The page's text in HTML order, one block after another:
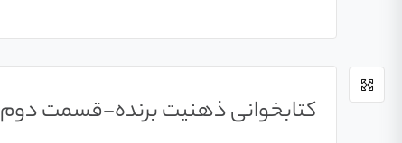
کتابخوانی ذهنیت برنده-قسمت دوم